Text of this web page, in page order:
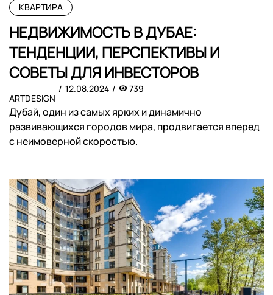
КВАРТИРА
НЕДВИЖИМОСТЬ В ДУБАЕ:
ТЕНДЕНЦИИ, ПЕРСПЕКТИВЫ И
СОВЕТЫ ДЛЯ ИНВЕСТОРОВ
ARTDESIGN
12.08.2024 739
Дубай, один из самых ярких и динамично
развивающихся городов мира, продвигается вперед
с неимоверной скоростью.